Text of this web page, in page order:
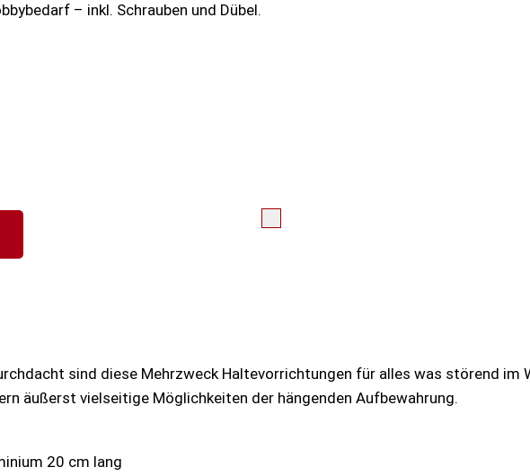
– inkl. Schrauben und Dübel.
sind diese Mehrzweck Haltevorrichtungen für alles was störend im
äußerst vielseitige Möglichkeiten der hängenden Aufbewahrung.
20 cm lang